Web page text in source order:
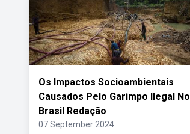
Os Impactos Socioambientais
Causados Pelo Garimpo Ilegal No
Brasil Redação
07 September 2024